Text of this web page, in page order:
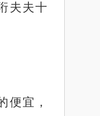
夫夫十
便宜，